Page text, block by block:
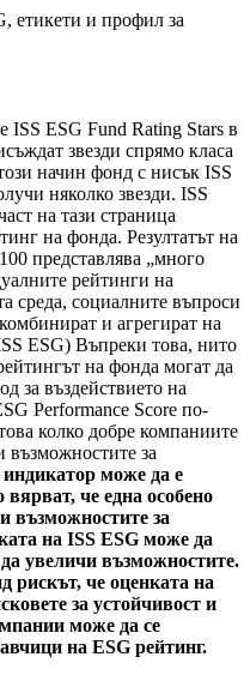
етикети и профил за
ISS ESG Fund Rating Stars в
звезди спрямо класа
начин фонд с нисък ISS
няколко звезди. ISS
на тази страница
на фонда. Резултатът на
представлява „много
рейтинги на
среда, социалните въпроси
и агрегират на
ESG) Въпреки това, нито
на фонда могат да
за въздействието на
Performance Score по-
колко добре компаниите
възможностите за
може да е
че една особено
възможностите за
на ISS ESG може да
увеличи възможностите.
рискът, че оценката на
за устойчивост и
може да се
на ESG рейтинг.